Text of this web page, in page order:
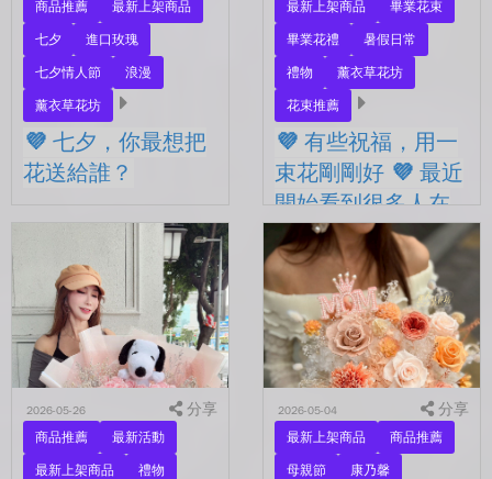
商品推薦
最新上架商品
七夕
進口玫瑰
七夕情人節
浪漫
薰衣草花坊
💜 七夕，你最想把
花送給誰？
誰？ 是陪你走過每一天的
另一半，是一直默默支持你
的家人，還是那個努力生活
的自己？ 花，不一定要等
到特別的人才能收到。...
最新上架商品
畢業花束
畢業花禮
暑假日常
禮物
薰衣草花坊
花束推薦
💜 有些祝福，用一
束花剛剛好 💜 最近
開始看到很多人在
拍照
💜 有些祝福，用一束花剛剛
好 💜 最近開始看到很多人
在拍照📷 穿著學士服、抱著
花束，笑著紀錄這段重要的
時光🤍 一路走到現在，一
定有很多不容易。 熬過考
試...
2026-05-26 分享
商品推薦
最新活動
最新上架商品
禮物
2026-05-04 分享
最新上架商品
商品推薦
母親節
康乃馨